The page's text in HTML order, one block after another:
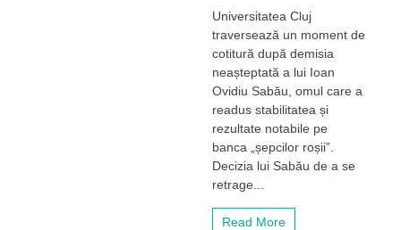
în
Bergodi,
printre
Universitatea Cluj
traversează un moment de
cotitură după demisia
neașteptată a lui Ioan
Ovidiu Sabău, omul care a
readus stabilitatea și
rezultate notabile pe
banca „șepcilor roșii”.
Decizia lui Sabău de a se
retrage...
Read More